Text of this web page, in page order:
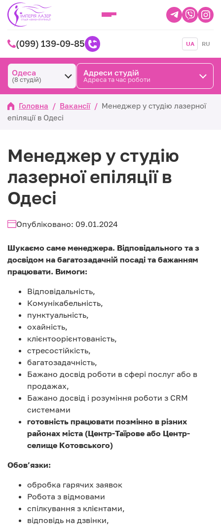
(099) 139-09-85 UA RU
Одеса
(8 студій)
Адреси студій
Адреса та час роботи
Головна / Вакансії / Менеджер у студію лазерної
епіляції в Одесі
Менеджер у студію
лазерної епіляції в
Одесі
Опубліковано: 09.01.2024
Шукаємо саме менеджера. Відповідального та з
досвідом на багатозадачній посаді та бажанням
працювати. Вимоги:
Відповідальність,
Комунікабельність,
пунктуальність,
охайність,
клієнтоорієнтованість,
стресостійкість,
багатозадачність,
Бажано досвід роботи в сфері послуг або в
продажах,
Бажано досвід і розуміння роботи з CRM
системами
готовність працювати позмінно в різних
районах міста (Центр-Таїрове або Центр-
селище Котовського)
Обов’язки:
обробка гарячих заявок
Робота з відмовами
спілкування з клієнтами,
відповідь на дзвінки,